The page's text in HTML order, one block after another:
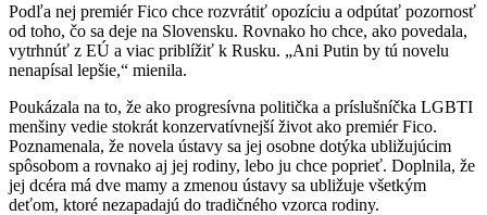
Podľa nej premiér Fico chce rozvrátiť opozíciu a odpútať pozornosť
od toho, čo sa deje na Slovensku. Rovnako ho chce, ako povedala,
vytrhnúť z EÚ a viac priblížiť k Rusku. „Ani Putin by tú novelu
nenapísal lepšie,“ mienila.
Poukázala na to, že ako progresívna politička a príslušníčka LGBTI
menšiny vedie stokrát konzervatívnejší život ako premiér Fico.
Poznamenala, že novela ústavy sa jej osobne dotýka ubližujúcim
spôsobom a rovnako aj jej rodiny, lebo ju chce poprieť. Doplnila, že
jej dcéra má dve mamy a zmenou ústavy sa ubližuje všetkým
deťom, ktoré nezapadajú do tradičného vzorca rodiny.